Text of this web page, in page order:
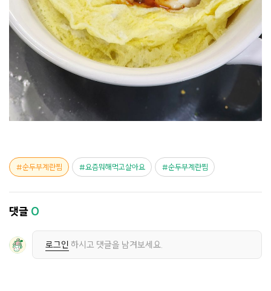
순두부계란찜 요즘뭐해먹고살아요 순두부계란찜
댓글 0
로그인 하시고 댓글을 남겨보세요.